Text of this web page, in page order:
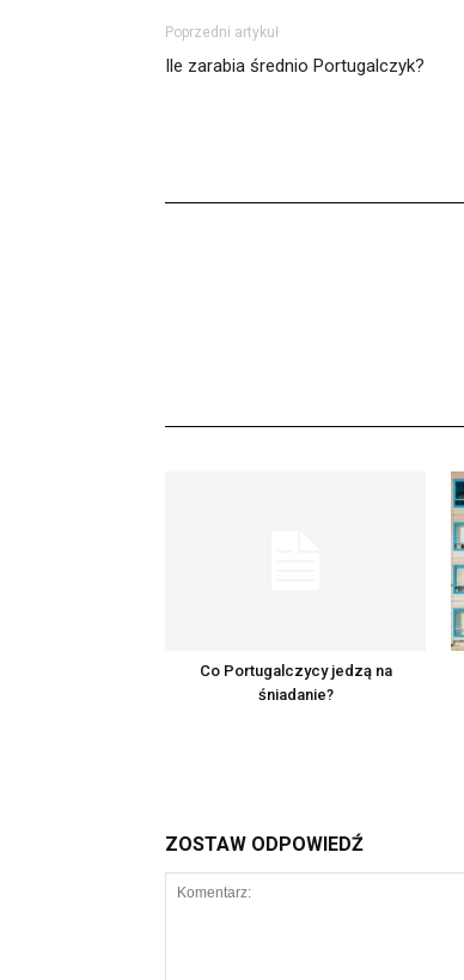
Poprzedni artykuł
Ile zarabia średnio Portugalczyk?
Co Portugalczycy jedzą na
śniadanie?
ZOSTAW ODPOWIEDŹ